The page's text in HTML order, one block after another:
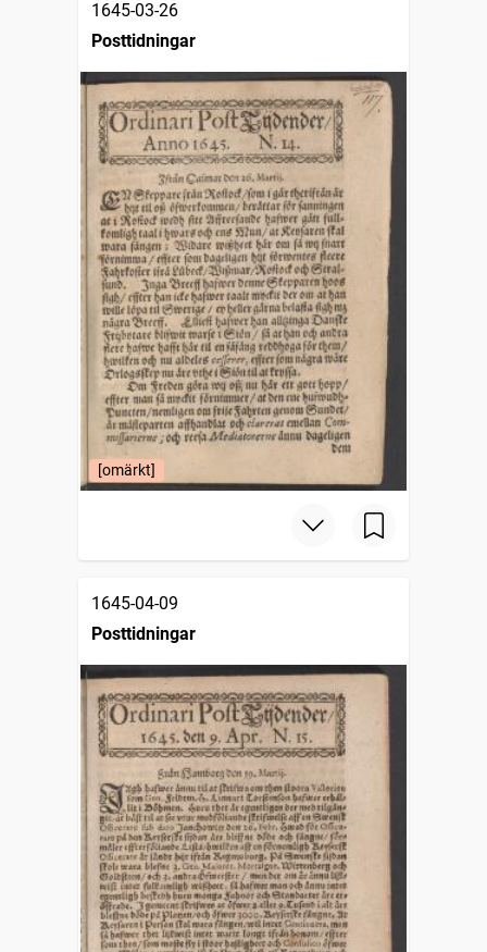
1645-03-26
Posttidningar
[omärkt]
1645-04-09
Posttidningar